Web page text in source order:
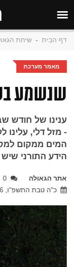
דף הבית - שיחת
מאמר מערכת
שנשמע
ענינו של חודש
- מזל דלי, עלינו
המים ממקום
הידע התורני
אתר הגאולה
0
כ"ה טבת התשפ"ו, 14.01.2026, 11:07